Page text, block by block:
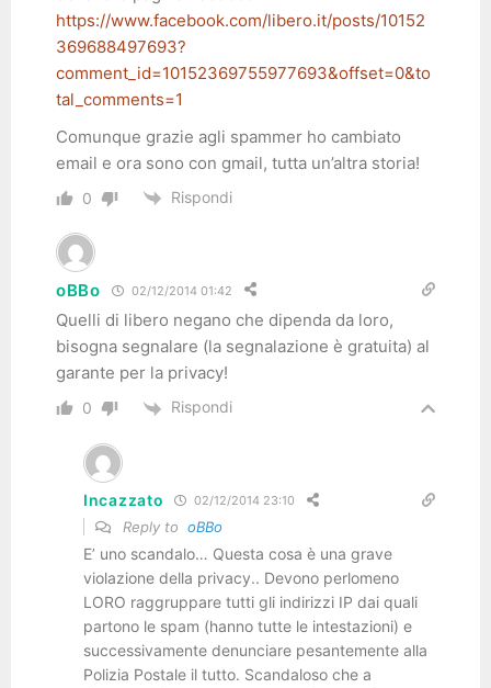
https://www.facebook.com/libero.it/posts/10152
369688497693?
comment_id=10152369755977693&offset=0&to
tal_comments=1
Comunque grazie agli spammer ho cambiato
email e ora sono con gmail, tutta un’altra storia!
0 Rispondi
oBBo 02/12/2014 01:42
Quelli di libero negano che dipenda da loro,
bisogna segnalare (la segnalazione è gratuita) al
garante per la privacy!
0 Rispondi
Incazzato 02/12/2014 23:10
Reply to oBBo
E’ uno scandalo… Questa cosa è una grave
violazione della privacy.. Devono perlomeno
LORO raggruppare tutti gli indirizzi IP dai quali
partono le spam (hanno tutte le intestazioni) e
successivamente denunciare pesantemente alla
Polizia Postale il tutto. Scandaloso che a